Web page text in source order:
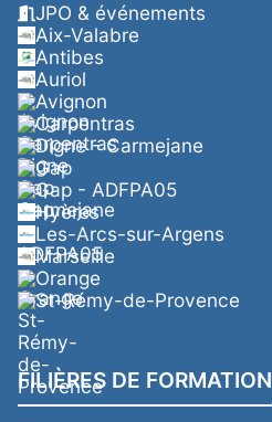
JPO & événements
Aix-Valabre
Antibes
Auriol
Avignon
Carpentras
Digne - Carmejane
Gap
Gap - ADFPA05
Hyères
Les-Arcs-sur-Argens
Marseille
Orange
St-Rémy-de-Provence
FILIÈRES DE FORMATION